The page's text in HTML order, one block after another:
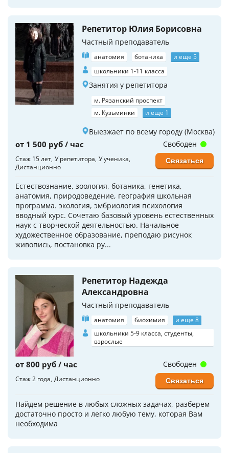
Репетитор Юлия Борисовна
Частный преподаватель
анатомия ботаника
и еще 5
школьники 1-11 класса
Занятия у репетитора
м. Рязанский проспект
м. Кузьминки
и еще 1
Выезжает по всему городу (Москва)
от 1 500 руб / час
Стаж 15 лет У репетитора У ученика
Дистанционно
Естествознание, зоология, ботаника, генетика,
анатомия, природоведение, география школьная
программа. экология, эмбриология психология
вводный курс. Сочетаю базовый уровень естественных
наук с творческой деятельностью. Начальное
художественное образование, преподаю рисунок
живопись, постановка ру...
Свободен
Связаться
Репетитор Надежда
Александровна
Частный преподаватель
анатомия биохимия
и еще 8
школьники 5-9 класса, студенты,
взрослые
от 800 руб / час
Стаж 2 года Дистанционно
Найдем решение в любых сложных задачах, разберем
достаточно просто и легко любую тему, которая Вам
необходима
Свободен
Связаться